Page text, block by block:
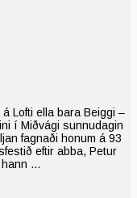
Lofti ella bara Beiggi –
í Miðvági sunnudagin
fagnaði honum á 93
eftir abba, Petur
hann …